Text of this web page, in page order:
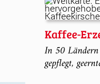
Kaffee-
In 50
gepflegt,